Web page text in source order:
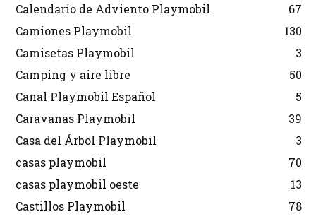
Calendario de Adviento Playmobil
67
Camiones Playmobil
130
Camisetas Playmobil
3
Camping y aire libre
50
Canal Playmobil Español
5
Caravanas Playmobil
39
Casa del Árbol Playmobil
3
casas playmobil
70
casas playmobil oeste
13
Castillos Playmobil
78